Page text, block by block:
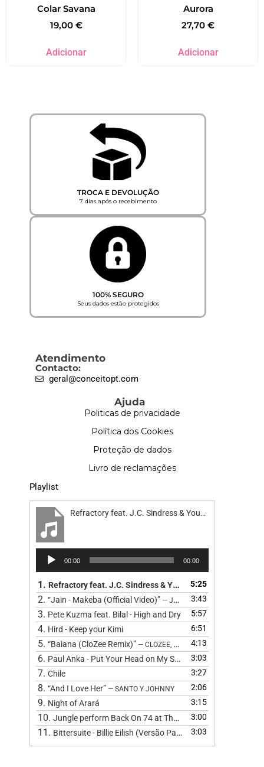
Colar Savana
19,00 €
Adicionar
Aurora
27,70 €
Adicionar
TROCA E DEVOLUÇÃO
7 dias após o recebimento
100% SEGURO
Seus dados estão protegidos
Atendimento
Contacto:
geral@conceitopt.com
Ajuda
Politicas de privacidade
Política dos Cookies
Proteção de dados
Livro de reclamações
Playlist
Refractory feat. J.C. Sindress & Youn Sun Nah - Road
Reprodutor
00:00 00:00
1. Refractory feat. J.C. Sindress & Youn Sun Nah - Road
5:25
2. “Jain - Makeba (Official Video)” — JAIN 3:43
3. Pete Kuzma feat. Bilal - High and Dry 5:57
4. Hird - Keep your Kimi 6:51
5. “Baiana (CloZee Remix)” — CLOZEE, BARBATUQUES, CLOZEE,
4:13
6. Paul Anka - Put Your Head on My Shoulder (Cover) by The
3:03
7. Chile 3:27
8. “And I Love Her” — SANTO Y JOHNNY 2:06
9. Night of Arará 3:15
10. Jungle perform Back On 74 at The BRIT Awards 2024
3:00
11. Bittersuite - Billie Eilish (Versão Pagode )
3:03